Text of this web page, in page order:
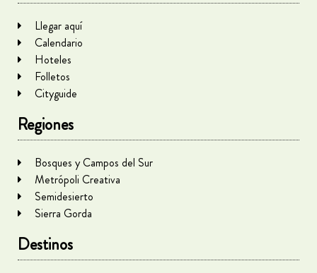
Llegar aquí
Calendario
Hoteles
Folletos
Cityguide
Regiones
Bosques y Campos del Sur
Metrópoli Creativa
Semidesierto
Sierra Gorda
Destinos